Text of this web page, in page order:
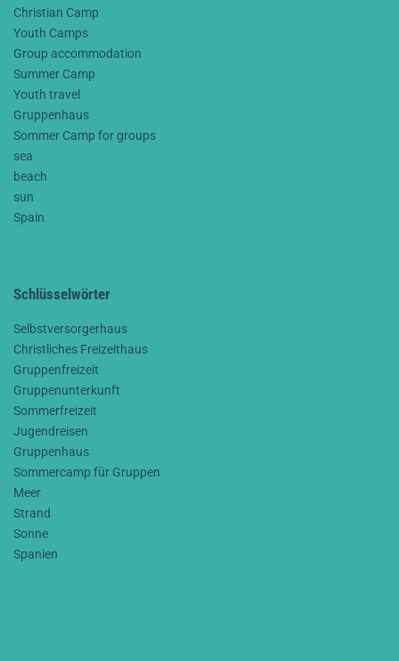
Christian Camp
Youth Camps
Group accommodation
Summer Camp
Youth travel
Gruppenhaus
Sommer Camp for groups
sea
beach
sun
Spain
Schlüsselwörter
Selbstversorgerhaus
Christliches Freizeithaus
Gruppenfreizeit
Gruppenunterkunft
Sommerfreizeit
Jugendreisen
Gruppenhaus
Sommercamp für Gruppen
Meer
Strand
Sonne
Spanien